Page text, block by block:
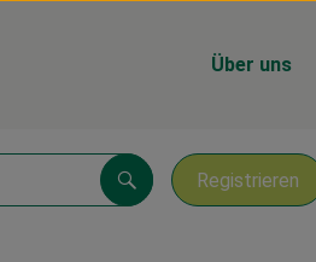
Über uns
Registrieren
Suchen